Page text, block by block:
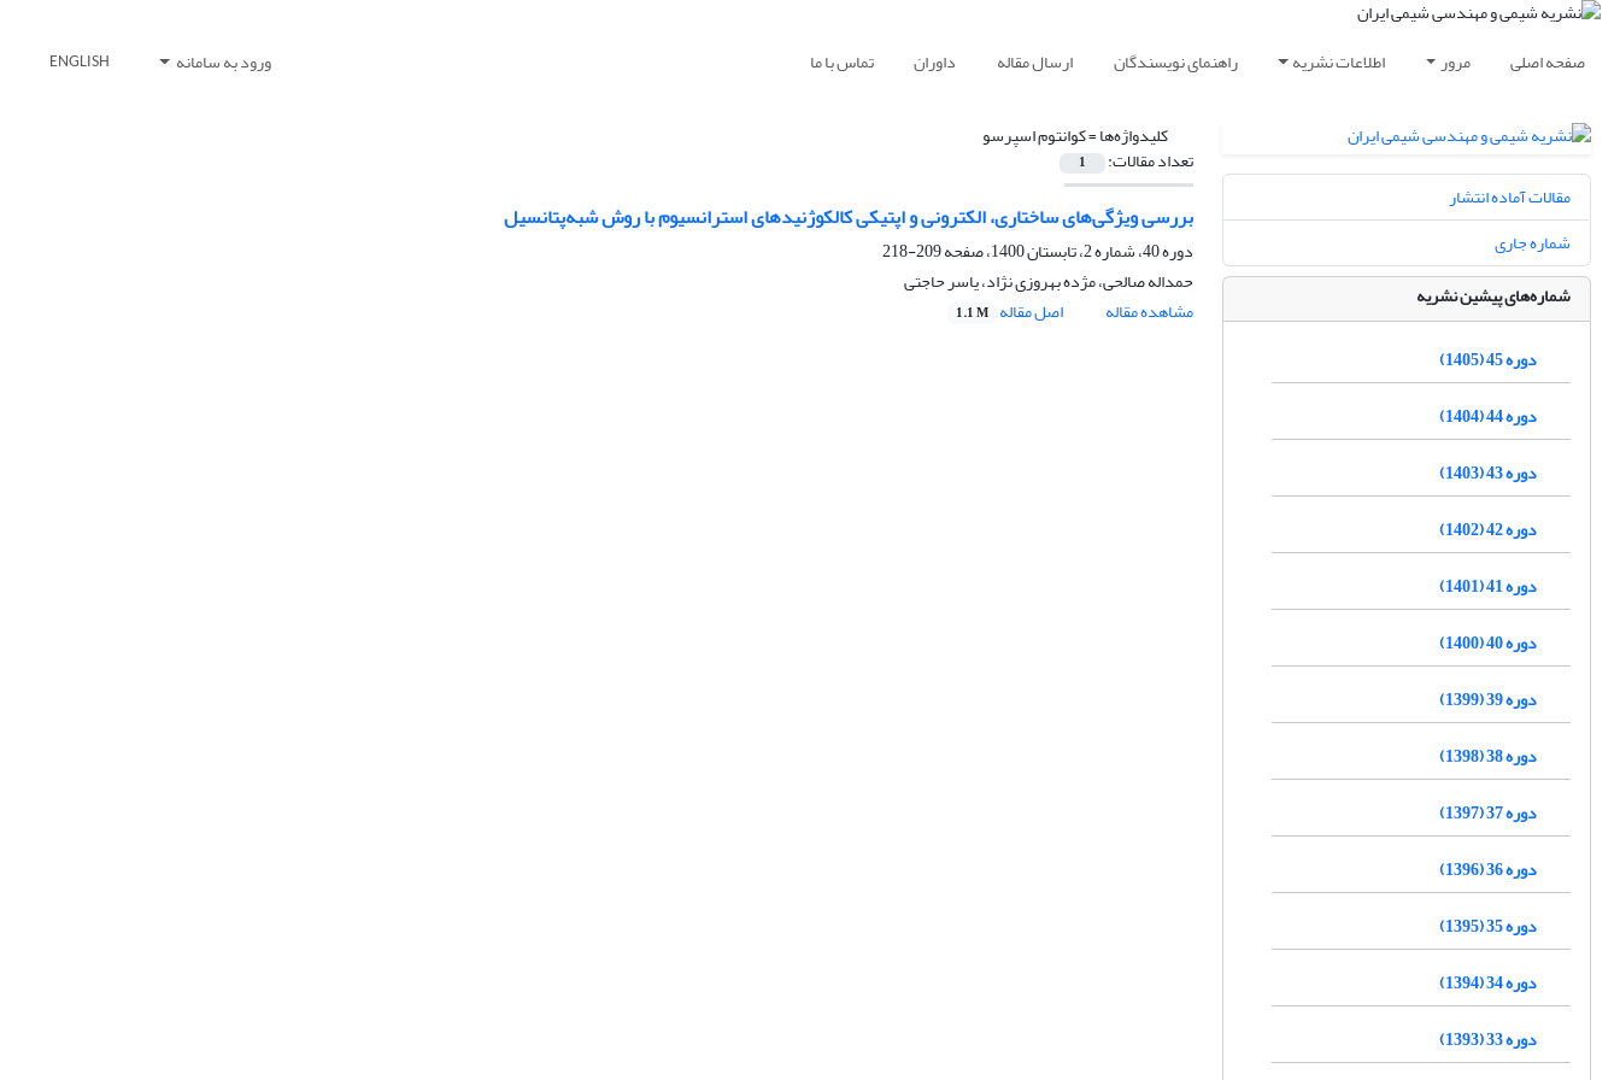
صفحه اصلی مرور اطلاعات نشریه راهنمای نویسندگان ارسال مقاله داوران تماس با ما ورود به سامانه ENGLISH
کلیدواژه‌ها =کوانتوم اسپرسو
تعداد مقالات: 1
بررسی ویژگی‌های ساختاری، الکترونی و اپتیکی کالکوژنیدهای استرانسیوم با روش شبه‌پتانسیل
دوره 40، شماره 2، تابستان 1400، صفحه
209-218
حمداله صالحی، مژده بهروزی نژاد، یاسر حاجتی
مشاهده مقاله
اصل مقاله 1.1 M
مقالات آماده انتشار
شماره جاری
شماره‌های پیشین نشریه
دوره 45 (1405)
دوره 44 (1404)
دوره 43 (1403)
دوره 42 (1402)
دوره 41 (1401)
دوره 40 (1400)
دوره 39 (1399)
دوره 38 (1398)
دوره 37 (1397)
دوره 36 (1396)
دوره 35 (1395)
دوره 34 (1394)
دوره 33 (1393)